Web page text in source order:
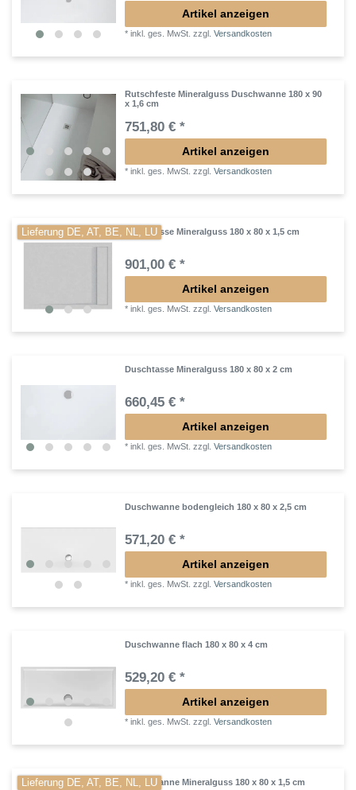
Artikel anzeigen
*inkl. ges. MwSt. zzgl.Versandkosten
Rutschfeste Mineralguss Duschwanne 180 x 90
x 1,6 cm
751,80 € *
Artikel anzeigen
*inkl. ges. MwSt. zzgl.Versandkosten
Lieferung DE, AT, BE, NL, LUDuschtasse Mineralguss 180 x 80 x 1,5 cm
901,00 € *
Artikel anzeigen
*inkl. ges. MwSt. zzgl.Versandkosten
Duschtasse Mineralguss 180 x 80 x 2 cm
660,45 € *
Artikel anzeigen
*inkl. ges. MwSt. zzgl.Versandkosten
Duschwanne bodengleich 180 x 80 x 2,5 cm
571,20 € *
Artikel anzeigen
*inkl. ges. MwSt. zzgl.Versandkosten
Duschwanne flach 180 x 80 x 4 cm
529,20 € *
Artikel anzeigen
*inkl. ges. MwSt. zzgl.Versandkosten
Lieferung DE, AT, BE, NL, LUDuschwanne Mineralguss 180 x 80 x 1,5 cm